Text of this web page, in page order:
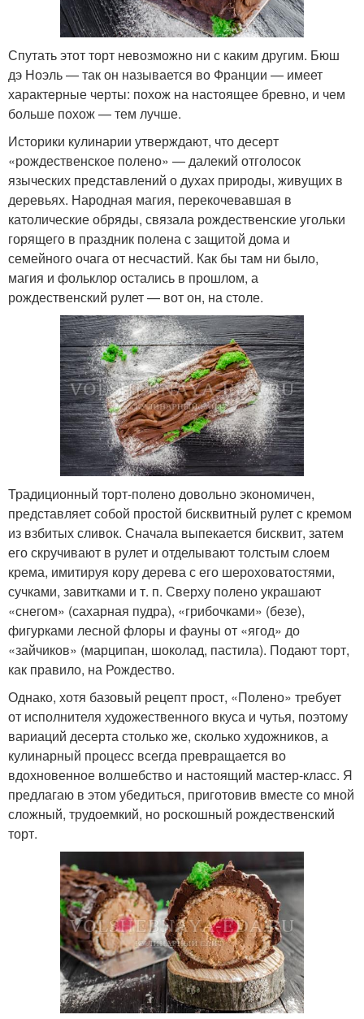
Спутать этот торт невозможно ни с каким другим. Бюш
дэ Ноэль — так он называется во Франции — имеет
характерные черты: похож на настоящее бревно, и чем
больше похож — тем лучше.
Историки кулинарии утверждают, что десерт
«рождественское полено» — далекий отголосок
языческих представлений о духах природы, живущих в
деревьях. Народная магия, перекочевавшая в
католические обряды, связала рождественские угольки
горящего в праздник полена с защитой дома и
семейного очага от несчастий. Как бы там ни было,
магия и фольклор остались в прошлом, а
рождественский рулет — вот он, на столе.
Традиционный торт-полено довольно экономичен,
представляет собой простой бисквитный рулет с кремом
из взбитых сливок. Сначала выпекается бисквит, затем
его скручивают в рулет и отделывают толстым слоем
крема, имитируя кору дерева с его шероховатостями,
сучками, завитками и т. п. Сверху полено украшают
«снегом» (сахарная пудра), «грибочками» (безе),
фигурками лесной флоры и фауны от «ягод» до
«зайчиков» (марципан, шоколад, пастила). Подают торт,
как правило, на Рождество.
Однако, хотя базовый рецепт прост, «Полено» требует
от исполнителя художественного вкуса и чутья, поэтому
вариаций десерта столько же, сколько художников, а
кулинарный процесс всегда превращается во
вдохновенное волшебство и настоящий мастер-класс. Я
предлагаю в этом убедиться, приготовив вместе со мной
сложный, трудоемкий, но роскошный рождественский
торт.